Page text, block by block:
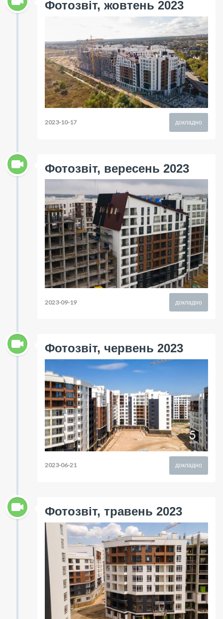
Фотозвіт, жовтень 2023
докладно
2023-10-17
Фотозвіт, вересень 2023
докладно
2023-09-19
Фотозвіт, червень 2023
докладно
2023-06-21
Фотозвіт, травень 2023